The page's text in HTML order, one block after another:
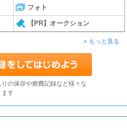
フォト
【PR】オークション
もっと見る
の保存や燃費記録など様々な
す